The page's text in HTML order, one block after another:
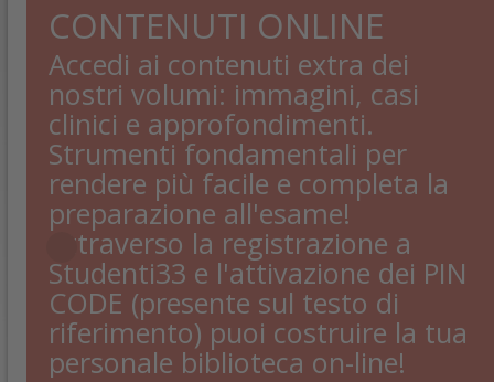
CONTENUTI ONLINE
Accedi ai contenuti extra dei
nostri volumi: immagini, casi
clinici e approfondimenti.
Strumenti fondamentali per
rendere più facile e completa la
preparazione all'esame!
Attraverso la registrazione a
Studenti33 e l'attivazione dei PIN
CODE (presente sul testo di
riferimento) puoi costruire la tua
personale biblioteca on-line!